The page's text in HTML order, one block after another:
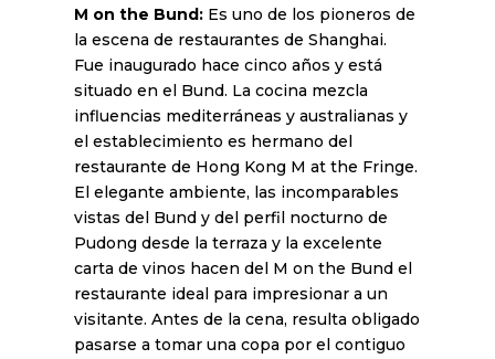
M on the Bund: Es uno de los pioneros de
la escena de restaurantes de Shanghai.
Fue inaugurado hace cinco años y está
situado en el Bund. La cocina mezcla
influencias mediterráneas y australianas y
el establecimiento es hermano del
restaurante de Hong Kong M at the Fringe.
El elegante ambiente, las incomparables
vistas del Bund y del perfil nocturno de
Pudong desde la terraza y la excelente
carta de vinos hacen del M on the Bund el
restaurante ideal para impresionar a un
visitante. Antes de la cena, resulta obligado
pasarse a tomar una copa por el contiguo